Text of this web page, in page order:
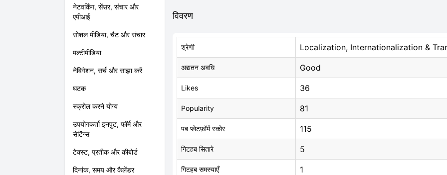
नेटवर्किंग, सेंसर, संचार और
एपीआई
सोशल मीडिया, चैट और संचार
मल्टीमीडिया
नेविगेशन, सर्च और साझा करें
घटक
स्क्रोल करने योग्य
उपयोगकर्ता इनपुट, फॉर्म और
सेटिंग्स
टेक्स्ट, प्रतीक और कीबोर्ड
दिनांक, समय और कैलेंडर
विवरण
श्रेणी Localization, Internationalization &
अद्यतन अवधि Good
Likes 36
Popularity 81
पब प्लेटफ़ॉर्म स्कोर 115
गिटहब सितारे 5
गिटहब समस्याएँ 1